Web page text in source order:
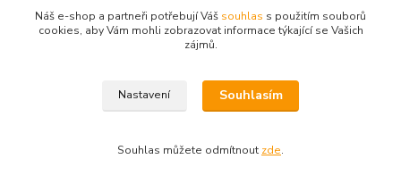
Náš e-shop a partneři potřebují Váš souhlas s použitím souborů
cookies, aby Vám mohli zobrazovat informace týkající se Vašich
zájmů.
Nastavení Souhlasím
Souhlas můžete odmítnout zde.